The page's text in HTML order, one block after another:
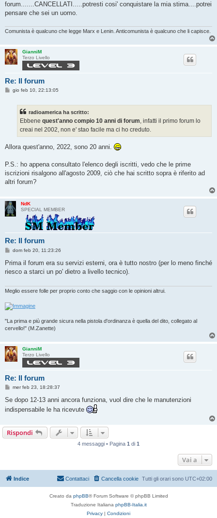
forum.......CANCELLATI.....potresti cosi' conquistare la mia stima....potrei
pensare che sei un uomo.
Comunista è qualcuno che legge Marx e Lenin. Anticomunista è qualcuno che li capisce.
GianniM
Terzo Livello
Re: Il forum
Mgio feb 10, 22:13:05
radioamerica ha scritto:
Ebbene quest'anno compio 10 anni di forum , infatti il primo forum lo
creai nel 2002, non e' stao facile ma ci ho creduto.
Allora quest'anno, 2022, sono 20 anni.
P.S.: ho appena consultato l'elenco degli iscritti, vedo che le prime
iscrizioni risalgono all'agosto 2009, ciò che hai scritto sopra è riferito ad
altri forum?
NdK
SPECIAL MEMBER
Re: Il forum
M
s
a
i
dom feb 20, 11:23:26
Prima il forum era su servizi esterni, ora è tutto nostro (per lo meno finché
riesco a starci un po' dietro a livello tecnico).
Meglio essere folle per proprio conto che saggio con le opinioni altrui.
"La prima e più grande sicura nella pistola d'ordinanza è quella del dito, collegato al
cervello!" (M.Zanette)
GianniM
Terzo Livello
Re: Il forum
M
s
a
i
o
mer feb 23, 18:28:37
Se dopo 12-13 anni ancora funziona, vuol dire che le manutenzioni
indispensabile le ha ricevute
Rispondi
4 messaggi • Pagina 1 di 1
Vai a
Indice Tutti gli orari sono UTC+02:00
Cancella cookie
Contattaci
Creato da phpBB® Forum Software © phpBB Limited
Traduzione Italiana phpBB-Italia.it
Privacy | Condizioni